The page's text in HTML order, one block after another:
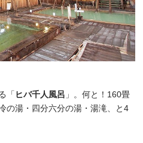
「 ヒバ千人風呂 」。何と！160畳
の湯・四分六分の湯・湯滝、と4